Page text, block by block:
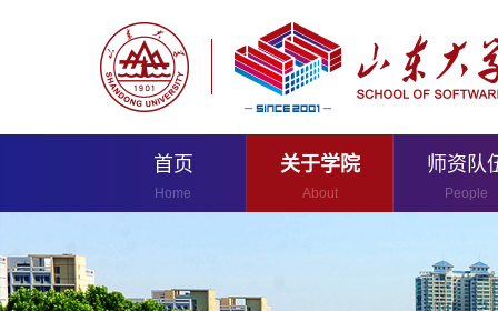
首页
Home
关于学院
About
师资队
People